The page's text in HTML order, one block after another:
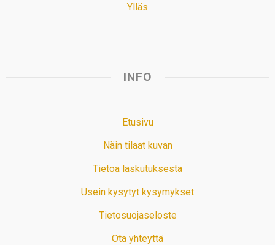
Ylläs
INFO
Etusivu
Näin tilaat kuvan
Tietoa laskutuksesta
Usein kysytyt kysymykset
Tietosuojaseloste
Ota yhteyttä